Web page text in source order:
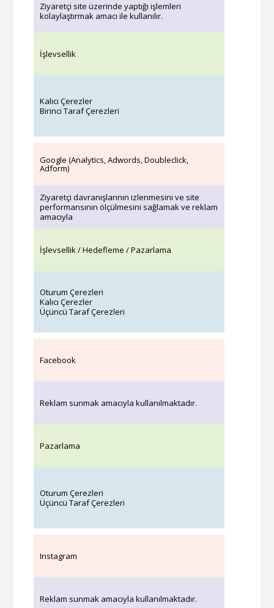
Ziyaretçi site üzerinde yaptığı işlemleri
kolaylaştırmak amacı ile kullanılır.
İşlevsellik
Kalıcı Çerezler
Birinci Taraf Çerezleri
Google (Analytics, Adwords, Doubleclick,
Adform)
Ziyaretçi davranışlarının izlenmesini ve site
performansının ölçülmesini sağlamak ve reklam
amacıyla
İşlevsellik / Hedefleme / Pazarlama
Oturum Çerezleri
Kalıcı Çerezler
Üçüncü Taraf Çerezleri
Facebook
Reklam sunmak amacıyla kullanılmaktadır.
Pazarlama
Oturum Çerezleri
Üçüncü Taraf Çerezleri
Instagram
Reklam sunmak amacıyla kullanılmaktadır.